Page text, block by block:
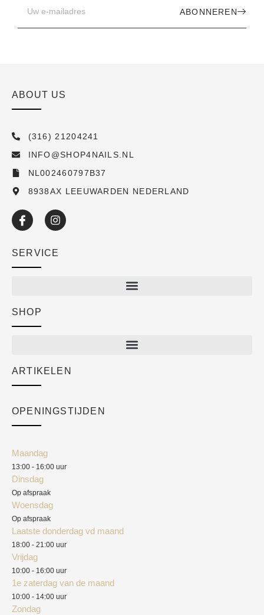
ABONNEREN
ABOUT US
(316) 21204241
INFO@SHOP4NAILS.NL
NL002460797B37
8938AX LEEUWARDEN NEDERLAND
SERVICE
Academy
SHOP
ARTIKELEN
OPENINGSTIJDEN
Maandag
13:00 - 16:00 uur
Dinsdag
Op afspraak
Woensdag
Op afspraak
Laatste donderdag vd maand
18:00 - 21:00 uur
Vrijdag
10:00 - 16:00 uur
1e zaterdag van de maand
10:00 - 14:00 uur
Zondag